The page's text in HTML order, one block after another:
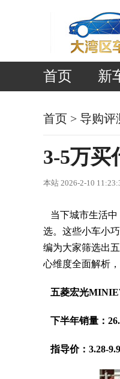
首页 新
首页 > 导购评
3-5万买
本站 2026-2-10
当下城市生活中
选。这些小车小
编为大家筛选出
心维度全面解析
五菱宏光
下半年销量：
指导价：3.28-